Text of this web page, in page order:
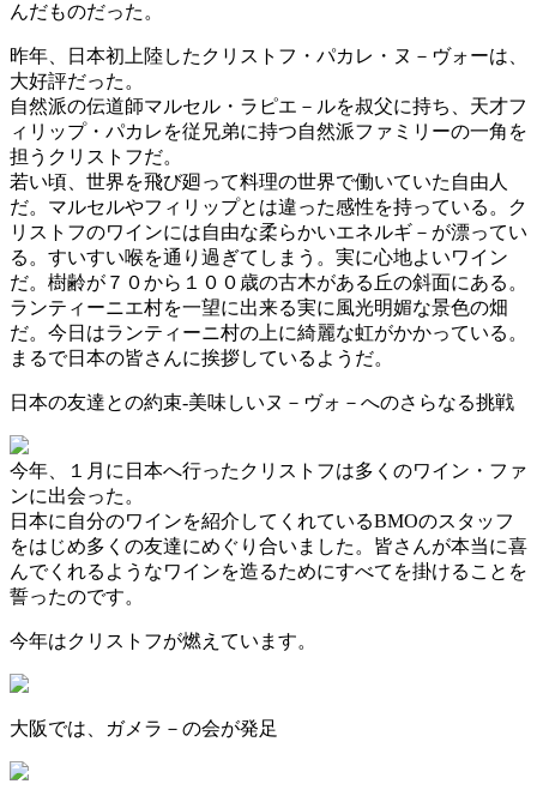
んだものだった。
昨年、日本初上陸したクリストフ・パカレ・ヌ－ヴォーは、
大好評だった。
自然派の伝道師マルセル・ラピエ－ルを叔父に持ち、天才フ
ィリップ・パカレを従兄弟に持つ自然派ファミリーの一角を
担うクリストフだ。
若い頃、世界を飛び廻って料理の世界で働いていた自由人
だ。マルセルやフィリップとは違った感性を持っている。ク
リストフのワインには自由な柔らかいエネルギ－が漂ってい
る。すいすい喉を通り過ぎてしまう。実に心地よいワイン
だ。樹齢が７０から１００歳の古木がある丘の斜面にある。
ランティーニエ村を一望に出来る実に風光明媚な景色の畑
だ。今日はランティーニ村の上に綺麗な虹がかかっている。
まるで日本の皆さんに挨拶しているようだ。
日本の友達との約束-美味しいヌ－ヴォ－へのさらなる挑戦
今年、１月に日本へ行ったクリストフは多くのワイン・ファ
ンに出会った。
日本に自分のワインを紹介してくれているBMOのスタッフ
をはじめ多くの友達にめぐり合いました。皆さんが本当に喜
んでくれるようなワインを造るためにすべてを掛けることを
誓ったのです。
今年はクリストフが燃えています。
大阪では、ガメラ－の会が発足